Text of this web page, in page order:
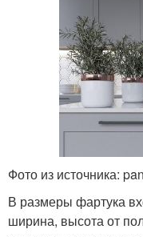
Фото из источника:
В размеры фартука
ширина, высота от